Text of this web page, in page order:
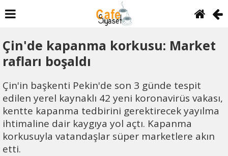
Çin'de kapanma korkusu: Market
rafları boşaldı
Çin'in başkenti Pekin'de son 3 günde tespit
edilen yerel kaynaklı 42 yeni koronavirüs vakası,
kentte kapanma tedbirini gerektirecek yayılma
ihtimaline dair kaygıya yol açtı. Kapanma
korkusuyla vatandaşlar süper marketlere akın
etti.